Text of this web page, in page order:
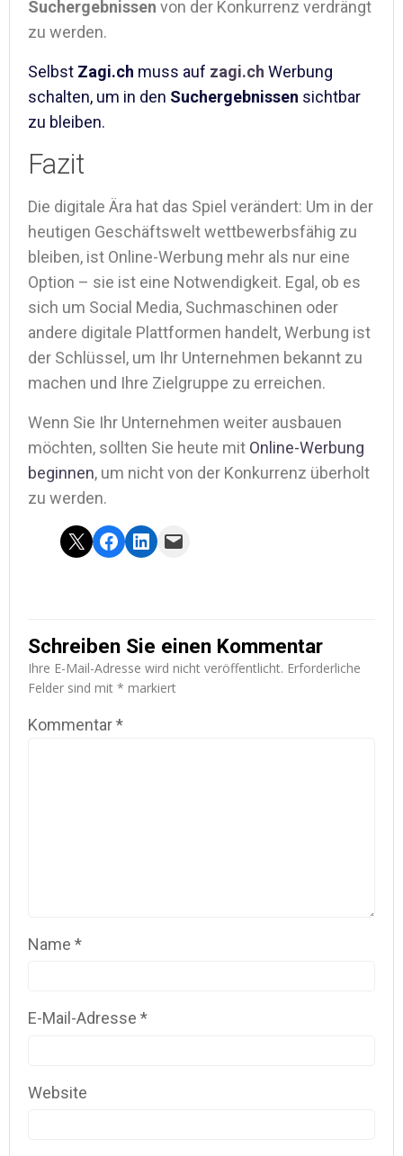
Suchergebnissen von der Konkurrenz verdrängt
zu werden.
Selbst Zagi.ch muss auf zagi.ch Werbung
schalten, um in den Suchergebnissen sichtbar
zu bleiben.
Fazit
Die digitale Ära hat das Spiel verändert: Um in der
heutigen Geschäftswelt wettbewerbsfähig zu
bleiben, ist Online-Werbung mehr als nur eine
Option – sie ist eine Notwendigkeit. Egal, ob es
sich um Social Media, Suchmaschinen oder
andere digitale Plattformen handelt, Werbung ist
der Schlüssel, um Ihr Unternehmen bekannt zu
machen und Ihre Zielgruppe zu erreichen.
Wenn Sie Ihr Unternehmen weiter ausbauen
möchten, sollten Sie heute mit Online-Werbung
beginnen, um nicht von der Konkurrenz überholt
zu werden.
Share on X Share on Facebook
Share on LinkedIn
Email this Page
Schreiben Sie einen Kommentar
Ihre E-Mail-Adresse wird nicht veröffentlicht. Erforderliche
Felder sind mit * markiert
Kommentar*
Name *
E-Mail-Adresse *
Website